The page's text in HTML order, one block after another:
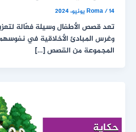
Roma/14 يونيو، 2024
تعد قصص الأطفال وسيلة فعّالة
وغرس المبادئ الأخلاقية في
المجموعة من القصص […]